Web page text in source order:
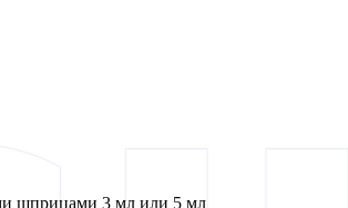
шприцами 3 мл или 5 мл